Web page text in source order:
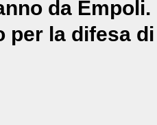
da Empoli.
per la difesa di